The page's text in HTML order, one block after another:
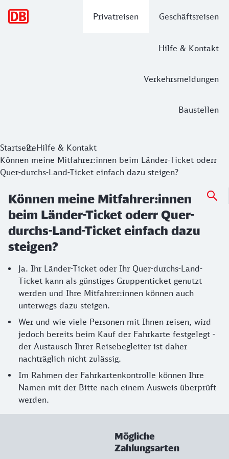
Privatreisen Geschäftsreisen
Hilfe & Kontakt
Verkehrsmeldungen
Baustellen
StartseiteHilfe & Kontakt
Können meine Mitfahrer:innen beim Länder-Ticket oderr
Quer-durchs-Land-Ticket einfach dazu steigen?
Können meine Mitfahrer:innen
beim Länder-Ticket oderr Quer-
durchs-Land-Ticket einfach dazu
steigen?
Ja. Ihr Länder-Ticket oder Ihr Quer-durchs-Land-
Ticket kann als günstiges Gruppenticket genutzt
werden und Ihre Mitfahrer:innen können auch
unterwegs dazu steigen.
Wer und wie viele Personen mit Ihnen reisen, wird
jedoch bereits beim Kauf der Fahrkarte festgelegt -
der Austausch Ihrer Reisebegleiter ist daher
nachträglich nicht zulässig.
Im Rahmen der Fahrkartenkontrolle können Ihre
Namen mit der Bitte nach einem Ausweis überprüft
werden.
Mögliche
Zahlungsarten